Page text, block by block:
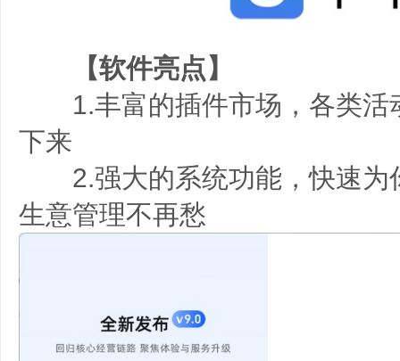
【软件亮点】
1.丰富的插件市场，各类活
下来
2.强大的系统功能，快速为
生意管理不再愁